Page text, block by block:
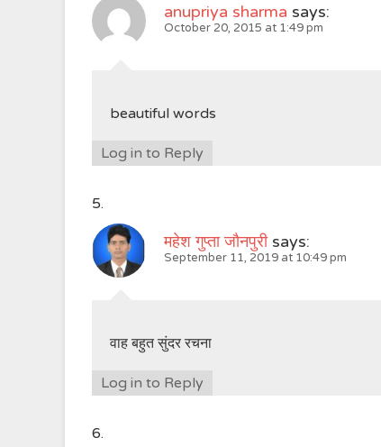
anupriya sharma says:
October 20, 2015 at 1:49 pm
beautiful words
Log in to Reply
महेश गुप्ता जौनपुरी says:
September 11, 2019 at 10:49 pm
वाह बहुत सुंदर रचना
Log in to Reply